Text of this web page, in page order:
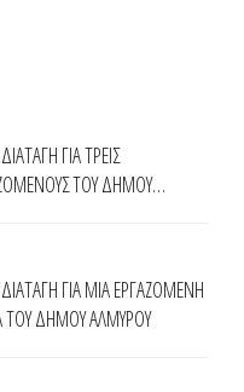
ΓΙΑ ΤΡΕΙΣ
ΤΟΥ ΔΗΜΟΥ
ΓΙΑ ΜΙΑ ΕΡΓΑΖΟΜΕΝΗ
ΤΟΥ ΔΗΜΟΥ ΑΛΜΥΡΟΥ